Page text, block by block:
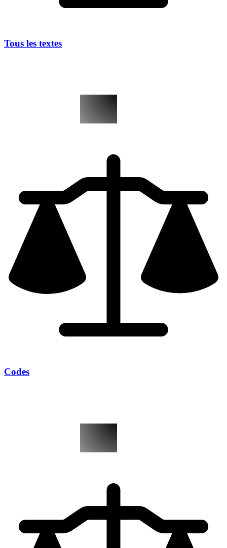
Tous les textes
Codes